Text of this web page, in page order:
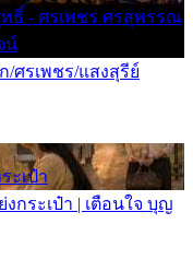
ทธิ์ - ศรเพชร ศรสุพรรณ
น์
/ศรเพชร/แสงสุรีย์
ะเป๋า
กระเป๋า | เตือนใจ บุญ